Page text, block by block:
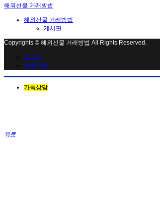
해외선물 거래방법
해외선물 거래방법
게시판
Copyrights © 해외선물 거래방법 All Rights Reserved.
로그인
회원가입
카톡상담
위로